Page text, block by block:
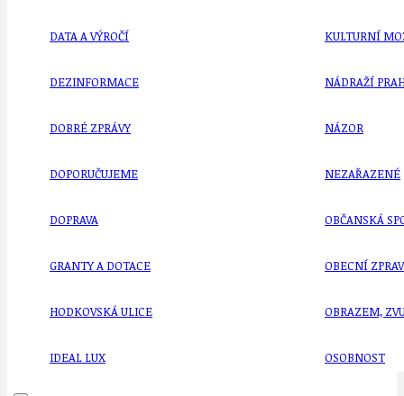
DATA A VÝROČÍ
DEZINFORMACE
DOBRÉ ZPRÁVY
DOPORUČUJEME
DOPRAVA
GRANTY A DOTACE
HODKOVSKÁ ULICE
IDEAL LUX
KULTURNÍ
NÁDRAŽÍ
NÁZOR
NEZAŘAZENÉ
OBČANSKÁ
OBECNÍ
OBRAZEM,
OSOBNOST